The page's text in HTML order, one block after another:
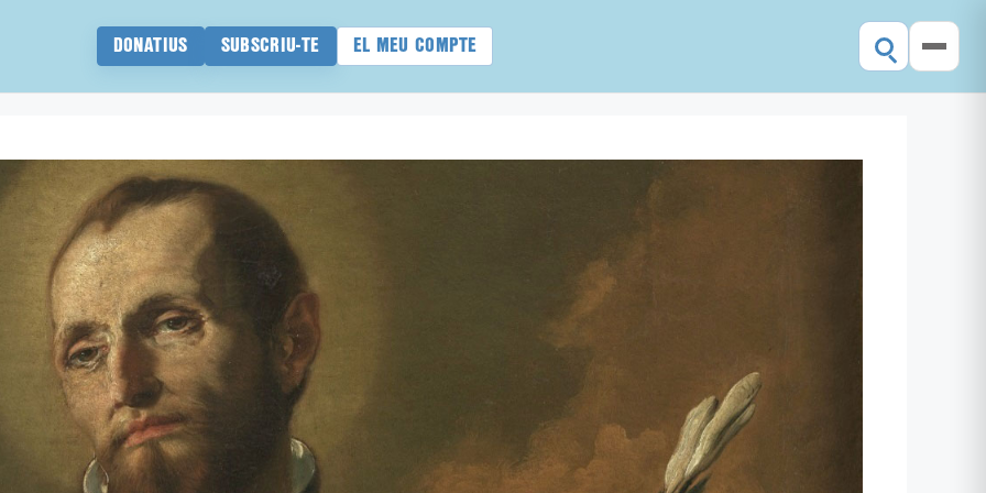
DONATIUS SUBSCRIU-TE EL MEU COMPTE